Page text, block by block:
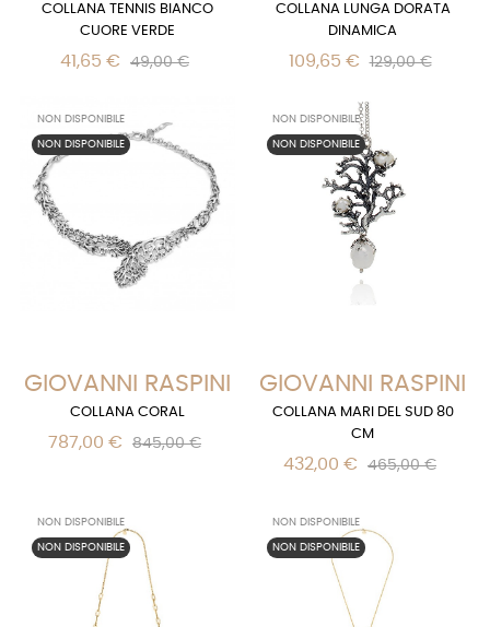
COLLANA TENNIS BIANCO
CUORE VERDE
41,65 € 49,00 €
COLLANA LUNGA DORATA
DINAMICA
109,65 € 129,00 €
NON DISPONIBILE
NON DISPONIBILE
GIOVANNI RASPINI
COLLANA CORAL
787,00 € 845,00 €
NON DISPONIBILE
NON DISPONIBILE
GIOVANNI RASPINI
COLLANA MARI DEL SUD 80
CM
432,00 € 465,00 €
NON DISPONIBILE
NON DISPONIBILE
NON DISPONIBILE
NON DISPONIBILE